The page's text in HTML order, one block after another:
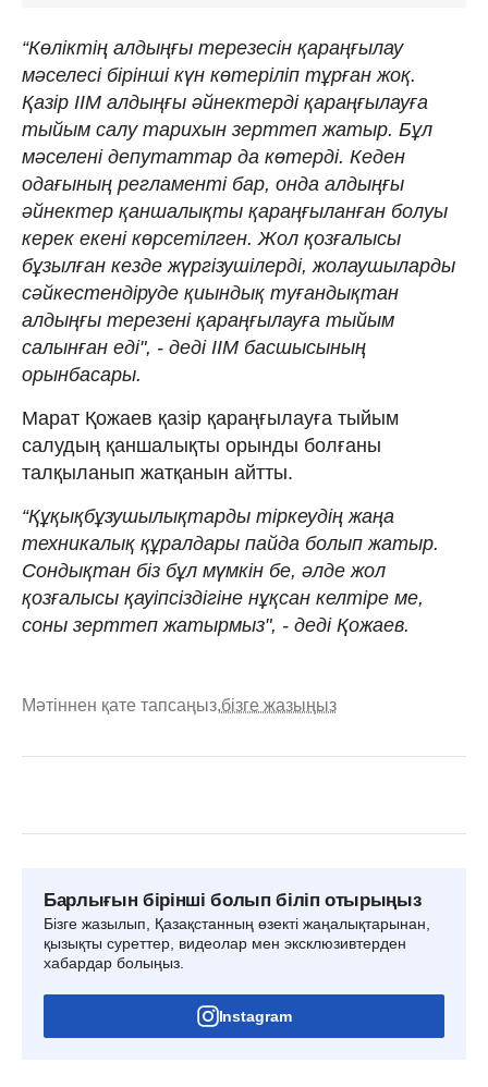
“Көліктің алдыңғы терезесін қараңғылау
мәселесі бірінші күн көтеріліп тұрған жоқ.
Қазір ІІМ алдыңғы әйнектерді қараңғылауға
тыйым салу тарихын зерттеп жатыр. Бұл
мәселені депутаттар да көтерді. Кеден
одағының регламенті бар, онда алдыңғы
әйнектер қаншалықты қараңғыланған болуы
керек екені көрсетілген. Жол қозғалысы
бұзылған кезде жүргізушілерді, жолаушыларды
сәйкестендіруде қиындық туғандықтан
алдыңғы терезені қараңғылауға тыйым
салынған еді", - деді ІІМ басшысының
орынбасары.
Марат Қожаев қазір қараңғылауға тыйым
салудың қаншалықты орынды болғаны
талқыланып жатқанын айтты.
“Құқықбұзушылықтарды тіркеудің жаңа
техникалық құралдары пайда болып жатыр.
Сондықтан біз бұл мүмкін бе, әлде жол
қозғалысы қауіпсіздігіне нұқсан келтіре ме,
соны зерттеп жатырмыз", - деді Қожаев.
Мәтіннен қате тапсаңыз,бізге жазыңыз
Барлығын бірінші болып біліп отырыңыз
Бізге жазылып, Қазақстанның өзекті жаңалықтарынан,
қызықты суреттер, видеолар мен эксклюзивтерден
хабардар болыңыз.
Instagram